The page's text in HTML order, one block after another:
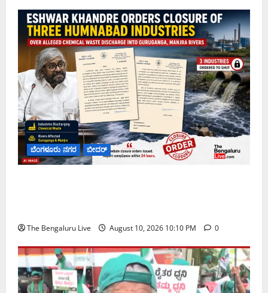
ಬೆಂಗಳೂರು ನಗರ ಬೀದರ್
The Bengaluru Live August 10, 2026 10:10 PM 0